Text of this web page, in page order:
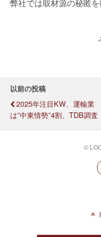
弊社では取材源の秘匿を
以前の投稿
2025年注目KW、運輸業
は”中東情勢”4割、TDB調査
©